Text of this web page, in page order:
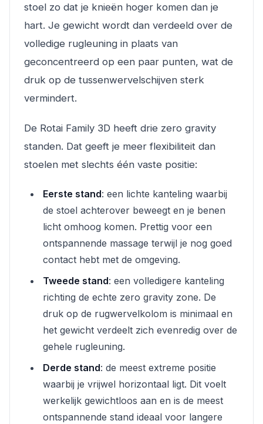
stoel zo dat je knieën hoger komen dan je
hart. Je gewicht wordt dan verdeeld over de
volledige rugleuning in plaats van
geconcentreerd op een paar punten, wat de
druk op de tussenwervelschijven sterk
vermindert.
De Rotai Family 3D heeft drie zero gravity
standen. Dat geeft je meer flexibiliteit dan
stoelen met slechts één vaste positie:
Eerste stand: een lichte kanteling waarbij
de stoel achterover beweegt en je benen
licht omhoog komen. Prettig voor een
ontspannende massage terwijl je nog goed
contact hebt met de omgeving.
Tweede stand: een volledigere kanteling
richting de echte zero gravity zone. De
druk op de rugwervelkolom is minimaal en
het gewicht verdeelt zich evenredig over de
gehele rugleuning.
Derde stand: de meest extreme positie
waarbij je vrijwel horizontaal ligt. Dit voelt
werkelijk gewichtloos aan en is de meest
ontspannende stand ideaal voor langere